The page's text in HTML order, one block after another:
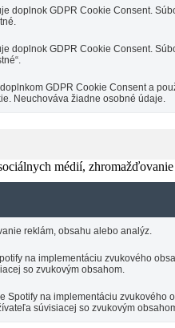
doplnok GDPR Cookie Consent.
doplnok GDPR Cookie Consent.
GDPR Cookie Consent a
Neuchováva žiadne osobné údaje.
médií,
reklám, obsahu alebo analýz.
na implementáciu zvukového
so zvukovým obsahom.
Spotify na implementáciu zvukového
súvisiacej so zvukovým